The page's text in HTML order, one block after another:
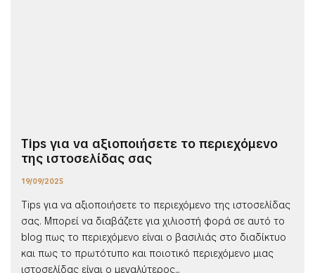
Tips για να αξιοποιήσετε το περιεχόμενο
της ιστοσελίδας σας
19/09/2025
Tips για να αξιοποιήσετε το περιεχόμενο της ιστοσελίδας
σας. Μπορεί να διαβάζετε για χιλιοστή φορά σε αυτό το
blog πως το περιεχόμενο είναι ο βασιλιάς στο διαδίκτυο
και πως το πρωτότυπο και ποιοτικό περιεχόμενο μιας
ιστοσελίδας είναι ο μεγαλύτερος...